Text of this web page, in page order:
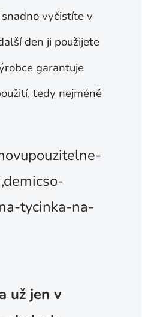
vyčistíte v
den ji použijete
garantuje
tedy nejméně
tycinka-na-
už jen v